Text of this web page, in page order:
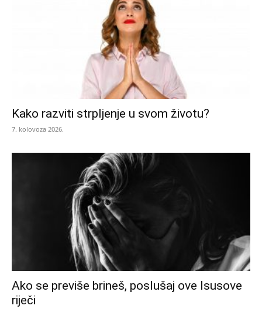
Kako razviti strpljenje u svom životu?
7. kolovoza 2026.
Ako se previše brineš, poslušaj ove Isusove
riječi